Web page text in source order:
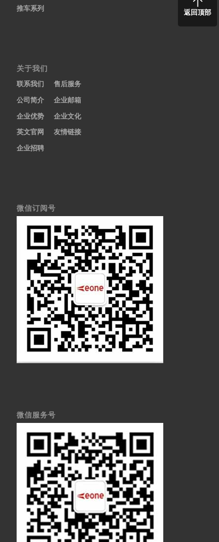
推车系列
关于我们
联系我们
售后服务
公司简介
企业邮箱
企业优势
企业文化
英文官网
友情链接
企业招聘
微信订阅号
微信服务号
返回顶部